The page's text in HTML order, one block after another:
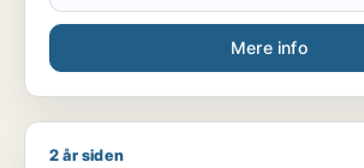
Mere info
Jeg søger job som kreativ medarbejder
2 år siden